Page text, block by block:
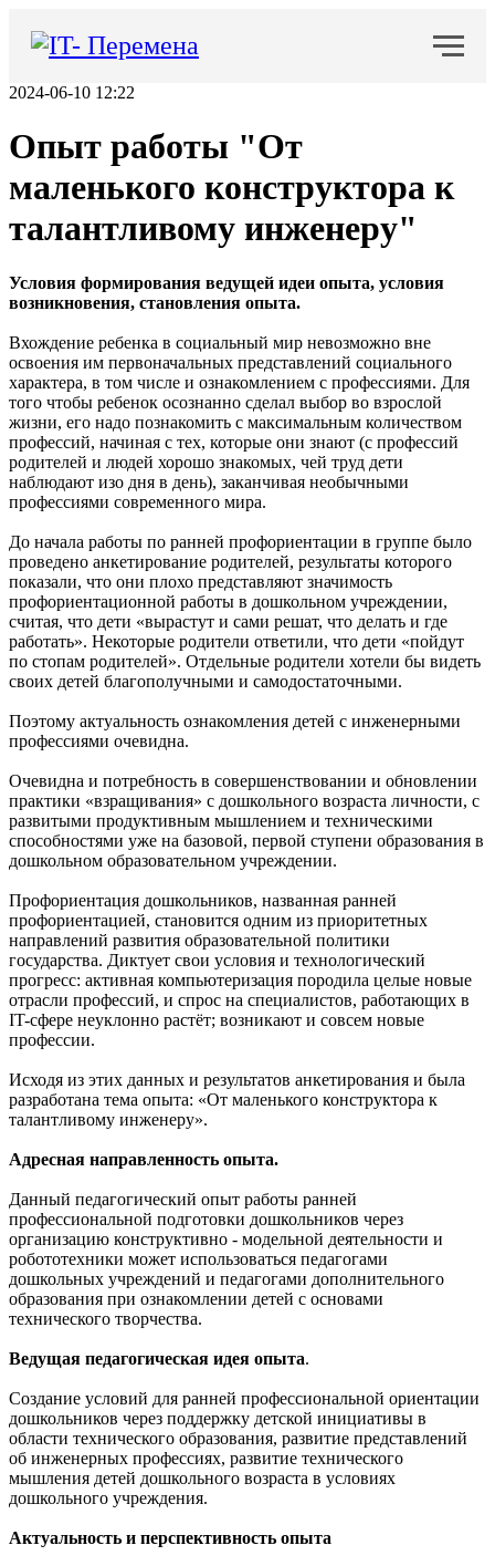
2024-06-10 12:22
Опыт работы "От
маленького конструктора к
талантливому инженеру"
Условия формирования ведущей идеи опыта, условия
возникновения, становления опыта.
Вхождение ребенка в социальный мир невозможно вне
освоения им первоначальных представлений социального
характера, в том числе и ознакомлением с профессиями. Для
того чтобы ребенок осознанно сделал выбор во взрослой
жизни, его надо познакомить с максимальным количеством
профессий, начиная с тех, которые они знают (с профессий
родителей и людей хорошо знакомых, чей труд дети
наблюдают изо дня в день), заканчивая необычными
профессиями современного мира.
До начала работы по ранней профориентации в группе было
проведено анкетирование родителей, результаты которого
показали, что они плохо представляют значимость
профориентационной работы в дошкольном учреждении,
считая, что дети «вырастут и сами решат, что делать и где
работать». Некоторые родители ответили, что дети «пойдут
по стопам родителей». Отдельные родители хотели бы видеть
своих детей благополучными и самодостаточными.
Поэтому актуальность ознакомления детей с инженерными
профессиями очевидна.
Очевидна и потребность в совершенствовании и обновлении
практики «взращивания» с дошкольного возраста личности, с
развитыми продуктивным мышлением и техническими
способностями уже на базовой, первой ступени образования в
дошкольном образовательном учреждении.
Профориентация дошкольников, названная ранней
профориентацией, становится одним из приоритетных
направлений развития образовательной политики
государства. Диктует свои условия и технологический
прогресс: активная компьютеризация породила целые новые
отрасли профессий, и спрос на специалистов, работающих в
IT-сфере неуклонно растёт; возникают и совсем новые
профессии.
Исходя из этих данных и результатов анкетирования и была
разработана тема опыта: «От маленького конструктора к
талантливому инженеру».
Адресная направленность опыта.
Данный педагогический опыт работы ранней
профессиональной подготовки дошкольников через
организацию конструктивно - модельной деятельности и
робототехники может использоваться педагогами
дошкольных учреждений и педагогами дополнительного
образования при ознакомлении детей с основами
технического творчества.
Ведущая педагогическая идея опыта.
Создание условий для ранней профессиональной ориентации
дошкольников через поддержку детской инициативы в
области технического образования, развитие представлений
об инженерных профессиях, развитие технического
мышления детей дошкольного возраста в условиях
дошкольного учреждения.
Актуальность и перспективность опыта